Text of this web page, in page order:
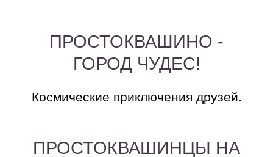
ПРОСТОКВАШИНО -
ГОРОД ЧУДЕС!
Космические приключения друзей.
ПРОСТОКВАШИНЦЫ НА